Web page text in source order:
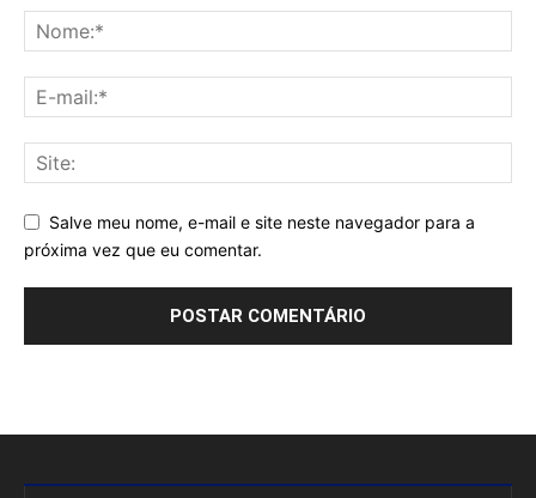
Salve meu nome, e-mail e site neste navegador para a
próxima vez que eu comentar.